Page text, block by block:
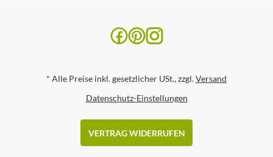
* Alle Preise inkl. gesetzlicher USt., zzgl.Versand
Datenschutz-Einstellungen
VERTRAG WIDERRUFEN